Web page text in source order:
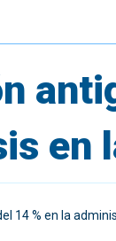
en
14 % en la